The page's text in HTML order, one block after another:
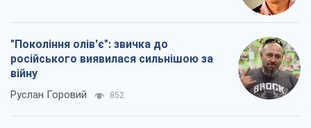
"Покоління олів'є": звичка до
російського виявилася сильнішою за
війну
Руслан Горовий 852